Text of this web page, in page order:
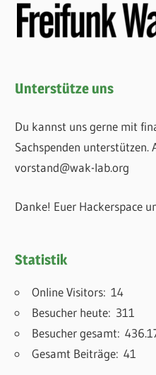
Unterstütze uns
Du kannst uns gerne mit
Sachspenden unterstützen.
vorstand@wak-lab.org
Danke! Euer Hackerspace
Statistik
Online Visitors:14
Besucher heute: 311
Besucher gesamt:
Gesamt Beiträge:41